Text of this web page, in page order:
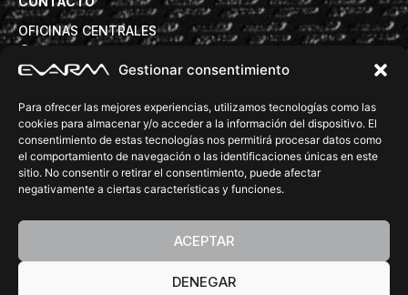
Gestionar consentimiento
Para ofrecer las mejores experiencias, utilizamos tecnologías como las
cookies para almacenar y/o acceder a la información del dispositivo. El
consentimiento de estas tecnologías nos permitirá procesar datos como
el comportamiento de navegación o las identificaciones únicas en este
sitio. No consentir o retirar el consentimiento, puede afectar
negativamente a ciertas características y funciones.
ACEPTAR
DENEGAR
OFICINAS CENTRALES
info@evarm.com
+34932809972
DELEGACIONES COMERCIALES
tecnica@evarm.com
+34932809972
SÍGUENOS:
©Copyright 2026 EVARM. All rights reserved.